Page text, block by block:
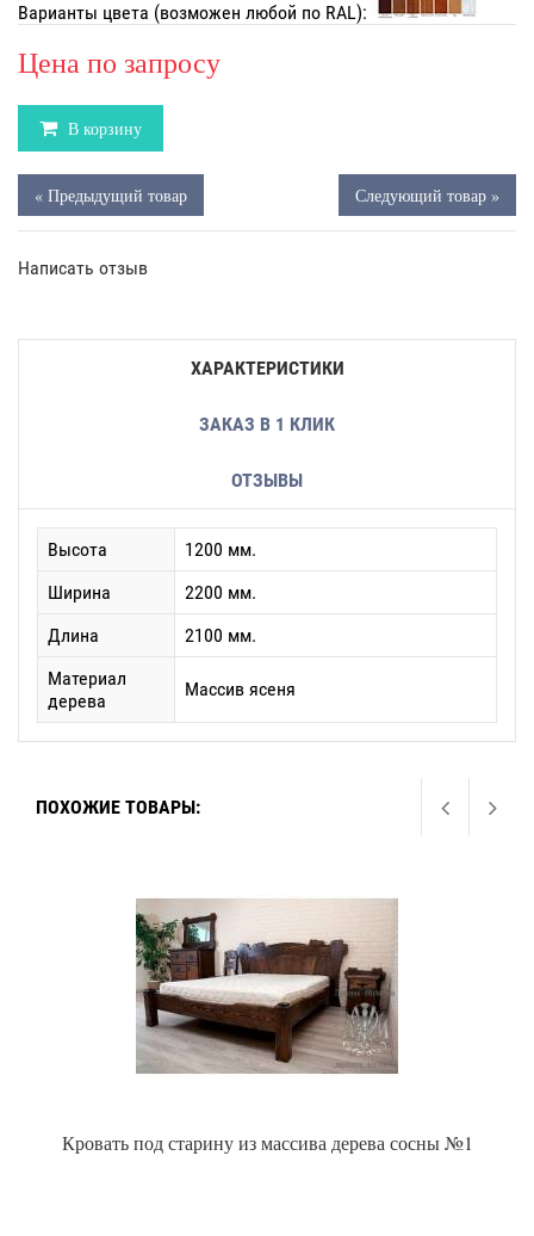
Варианты цвета (возможен любой по RAL):
Цена по запросу
В корзину
« Предыдущий товар Следующий товар »
Написать отзыв
ХАРАКТЕРИСТИКИ
ЗАКАЗ В 1 КЛИК
ОТЗЫВЫ
Высота
1200 мм.
Ширина
2200 мм.
Длина
2100 мм.
Материал
дерева
Массив ясеня
ПОХОЖИЕ ТОВАРЫ:
Кровать под старину из массива дерева сосны №1